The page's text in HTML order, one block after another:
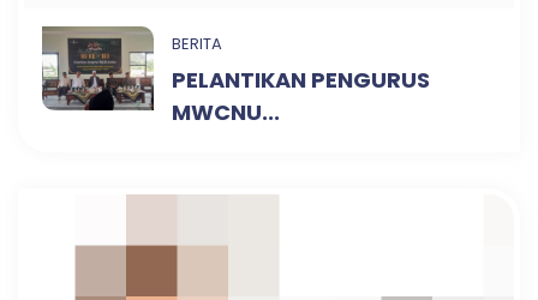
BERITA
PELANTIKAN PENGURUS
MWCNU...